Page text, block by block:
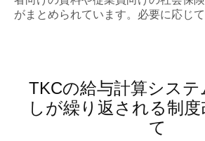
がまとめられています。必要に応じ
TKCの給与計算システ
しが繰り返される制
て